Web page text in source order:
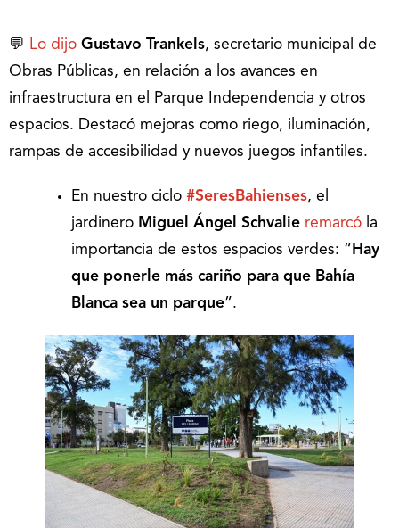
💬 Lo dijo Gustavo Trankels, secretario municipal de
Obras Públicas, en relación a los avances en
infraestructura en el Parque Independencia y otros
espacios. Destacó mejoras como riego, iluminación,
rampas de accesibilidad y nuevos juegos infantiles.
En nuestro ciclo #SeresBahienses, el
jardinero Miguel Ángel Schvalie remarcó la
importancia de estos espacios verdes: “ Hay
que ponerle más cariño para que Bahía
Blanca sea un parque”.